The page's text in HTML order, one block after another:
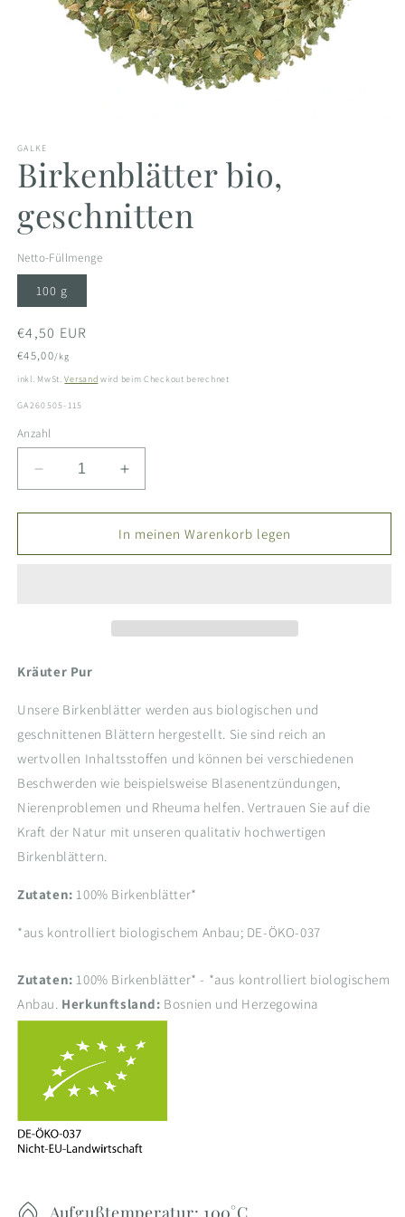
in
Modal
öffnen
GALKE
Birkenblätter bio,
geschnitten
Netto-Füllmenge
100 g
Normaler
Preis
€4,50 EUR
€45,00/kg
inkl. MwSt.Versand wird beim Checkout berechnet
SKU:
GA260505-115
Anzahl
Verringere
die
Menge
Birkenblätter
Erhöhe
die
Menge
für
Birkenblätter
In meinen Warenkorb legen
Kräuter Pur
Unsere Birkenblätter werden aus biologischen und
geschnittenen Blättern hergestellt. Sie sind reich an
wertvollen Inhaltsstoffen und können bei verschiedenen
Beschwerden wie beispielsweise Blasenentzündungen,
Nierenproblemen und Rheuma helfen. Vertrauen Sie auf die
Kraft der Natur mit unseren qualitativ hochwertigen
Birkenblättern.
Zutaten: 100% Birkenblätter*
*aus kontrolliert biologischem Anbau; DE-ÖKO-037
Zutaten: 100% Birkenblätter* - *aus kontrolliert biologischem
Anbau. Herkunftsland: Bosnien und Herzegowina
Aufgußtemperatur: 100°C